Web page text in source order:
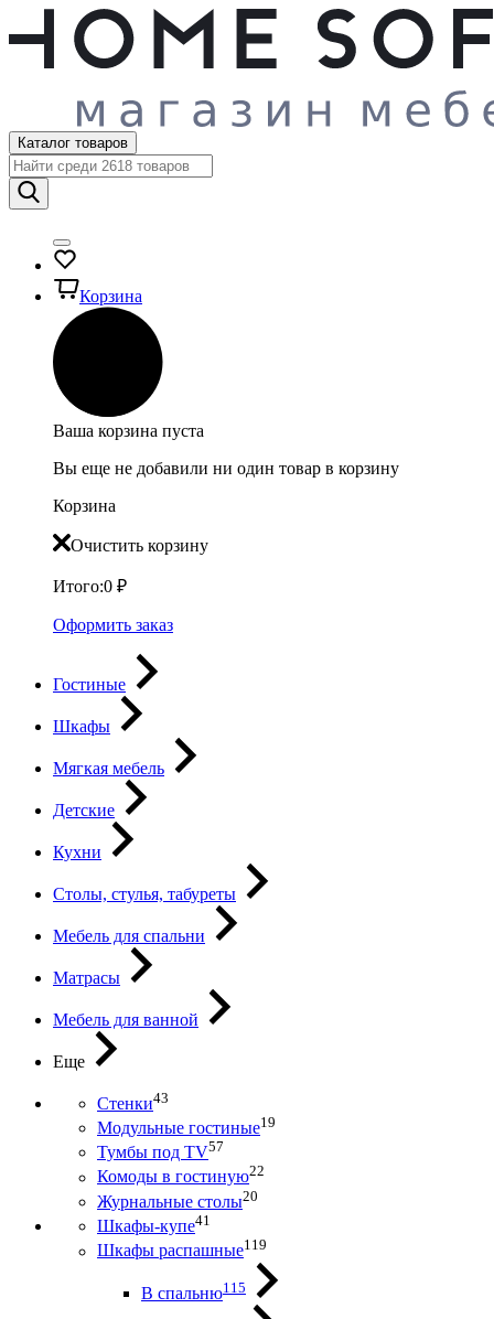
Каталог товаров
Корзина
Ваша корзина пуста
Вы еще не добавили ни один товар в корзину
Корзина
Очистить корзину
Итого:0 ₽
Оформить заказ
Гостиные
Шкафы
Мягкая мебель
Детские
Кухни
Столы, стулья, табуреты
Мебель для спальни
Матрасы
Мебель для ванной
Еще
Стенки43
Модульные гостиные19
Тумбы под ТV57
Комоды в гостиную22
Журнальные столы20
Шкафы-купе41
Шкафы распашные119
В спальню115